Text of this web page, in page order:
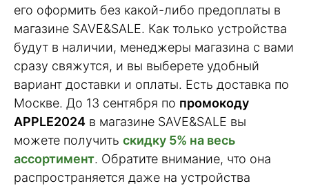
его оформить без какой-либо предоплаты в
магазине SAVE&SALE. Как только устройства
будут в наличии, менеджеры магазина с вами
сразу свяжутся, и вы выберете удобный
вариант доставки и оплаты. Есть доставка по
Москве. До 13 сентября по промокоду
APPLE2024 в магазине SAVE&SALE вы
можете получить скидку 5% на весь
ассортимент. Обратите внимание, что она
распространяется даже на устройства